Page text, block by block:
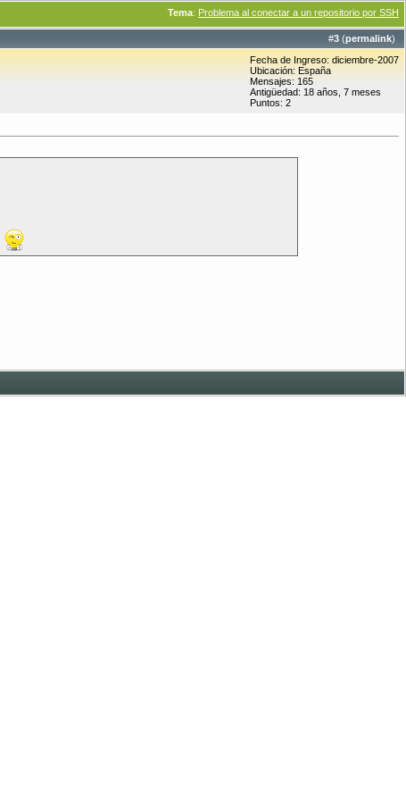
Tema: Problema al conectar a un repositorio por SSH
#3 (permalink)
Fecha de Ingreso: diciembre-2007
Ubicación: España
Mensajes: 165
Antigüedad: 18 años, 7 meses
Puntos: 2